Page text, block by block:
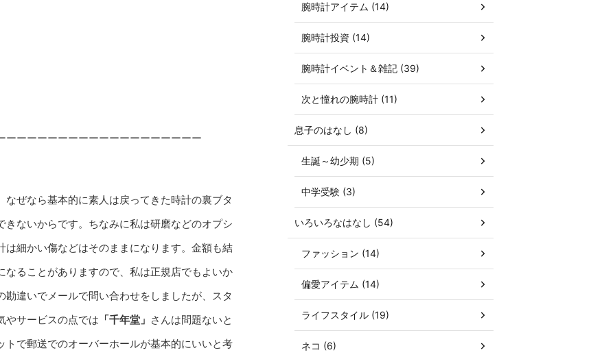
ーーーーーーーーーーーーーーーーーー
ぜなら基本的に素人は戻ってきた時計の裏ブタ
ないからです。ちなみに私は研磨などのオプシ
は細かい傷などはそのままになります。金額も結
ることがありますので、私は正規店でもよいか
違いでメールで問い合わせをしましたが、スタ
やサービスの点では 「千年堂」 さんは問題ないと
で郵送でのオーバーホールが基本的にいいと考
腕時計アイテム (14)
腕時計投資 (14)
腕時計イベント＆雑記 (39)
次と憧れの腕時計 (11)
息子のはなし (8)
生誕～幼少期 (5)
中学受験 (3)
いろいろなはなし (54)
ファッション (14)
偏愛アイテム (14)
ライフスタイル (19)
ネコ (6)